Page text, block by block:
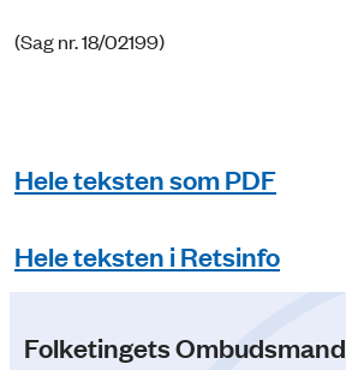
(Sag nr. 18/02199)
Hele teksten som PDF
Hele teksten i Retsinfo
Folketingets Ombudsmand